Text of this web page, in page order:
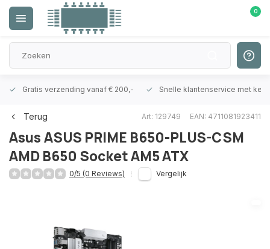
0
Gratis verzending vanaf € 200,- Snelle klantenservice met
Terug Art: 129749 EAN: 4711081923411
AsusASUS PRIME B650-PLUS-CSM
AMD B650 Socket AM5 ATX
0/5 (0 Reviews) Vergelijk